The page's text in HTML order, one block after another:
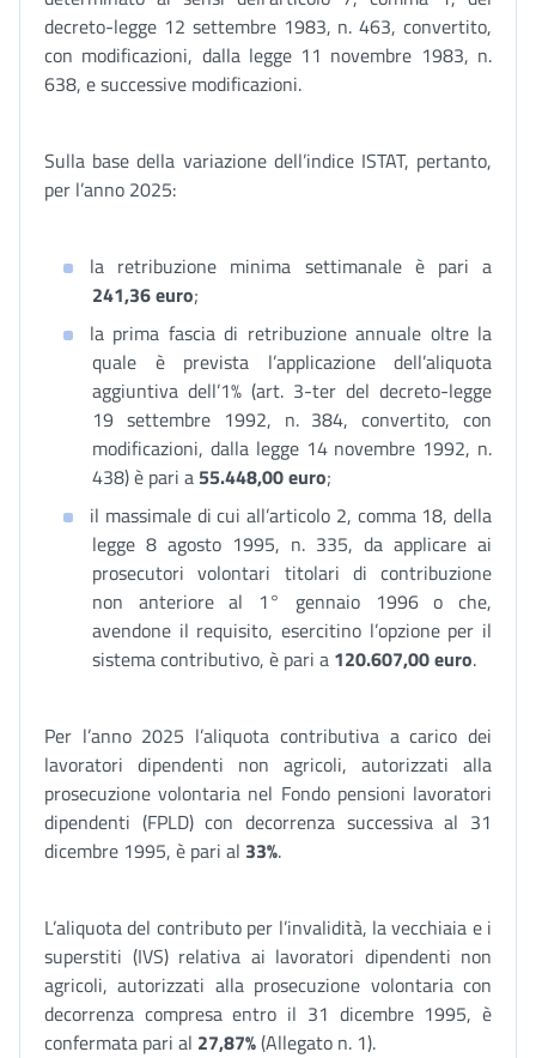
decreto-legge 12 settembre 1983, n. 463, convertito,
con modificazioni, dalla legge 11 novembre 1983, n.
638, e successive modificazioni.
Sulla base della variazione dell’indice ISTAT, pertanto,
per l’anno 2025:
la retribuzione minima settimanale è pari a
241,36 euro;
la prima fascia di retribuzione annuale oltre la
quale è prevista l’applicazione dell’aliquota
aggiuntiva dell’1% (art. 3-ter del decreto-legge
19 settembre 1992, n. 384, convertito, con
modificazioni, dalla legge 14 novembre 1992, n.
438) è pari a 55.448,00 euro;
il massimale di cui all’articolo 2, comma 18, della
legge 8 agosto 1995, n. 335, da applicare ai
prosecutori volontari titolari di contribuzione
non anteriore al 1° gennaio 1996 o che,
avendone il requisito, esercitino l’opzione per il
sistema contributivo, è pari a 120.607,00 euro.
Per l’anno 2025 l’aliquota contributiva a carico dei
lavoratori dipendenti non agricoli, autorizzati alla
prosecuzione volontaria nel Fondo pensioni lavoratori
dipendenti (FPLD) con decorrenza successiva al 31
dicembre 1995, è pari al 33%.
L’aliquota del contributo per l’invalidità, la vecchiaia e i
superstiti (IVS) relativa ai lavoratori dipendenti non
agricoli, autorizzati alla prosecuzione volontaria con
decorrenza compresa entro il 31 dicembre 1995, è
confermata pari al 27,87%(Allegato n. 1).